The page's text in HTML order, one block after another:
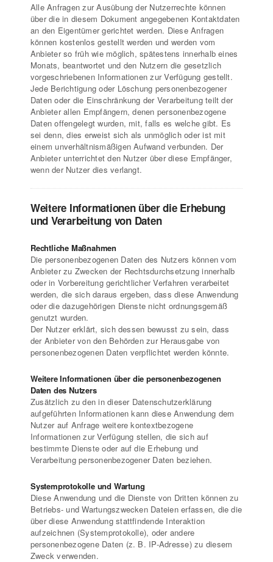
Alle Anfragen zur Ausübung der Nutzerrechte können
über die in diesem Dokument angegebenen Kontaktdaten
an den Eigentümer gerichtet werden. Diese Anfragen
können kostenlos gestellt werden und werden vom
Anbieter so früh wie möglich, spätestens innerhalb eines
Monats, beantwortet und den Nutzern die gesetzlich
vorgeschriebenen Informationen zur Verfügung gestellt.
Jede Berichtigung oder Löschung personenbezogener
Daten oder die Einschränkung der Verarbeitung teilt der
Anbieter allen Empfängern, denen personenbezogene
Daten offengelegt wurden, mit, falls es welche gibt. Es
sei denn, dies erweist sich als unmöglich oder ist mit
einem unverhältnismäßigen Aufwand verbunden. Der
Anbieter unterrichtet den Nutzer über diese Empfänger,
wenn der Nutzer dies verlangt.
Weitere Informationen über die Erhebung
und Verarbeitung von Daten
Rechtliche Maßnahmen
Die personenbezogenen Daten des Nutzers können vom
Anbieter zu Zwecken der Rechtsdurchsetzung innerhalb
oder in Vorbereitung gerichtlicher Verfahren verarbeitet
werden, die sich daraus ergeben, dass diese Anwendung
oder die dazugehörigen Dienste nicht ordnungsgemäß
genutzt wurden.
Der Nutzer erklärt, sich dessen bewusst zu sein, dass
der Anbieter von den Behörden zur Herausgabe von
personenbezogenen Daten verpflichtet werden könnte.
Weitere Informationen über die personenbezogenen
Daten des Nutzers
Zusätzlich zu den in dieser Datenschutzerklärung
aufgeführten Informationen kann diese Anwendung dem
Nutzer auf Anfrage weitere kontextbezogene
Informationen zur Verfügung stellen, die sich auf
bestimmte Dienste oder auf die Erhebung und
Verarbeitung personenbezogener Daten beziehen.
Systemprotokolle und Wartung
Diese Anwendung und die Dienste von Dritten können zu
Betriebs- und Wartungszwecken Dateien erfassen, die die
über diese Anwendung stattfindende Interaktion
aufzeichnen (Systemprotokolle), oder andere
personenbezogene Daten (z. B. IP-Adresse) zu diesem
Zweck verwenden.